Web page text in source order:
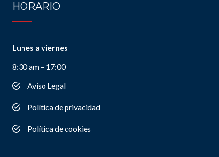
HORARIO
Lunes a viernes
8:30 am – 17:00
Aviso Legal
Política de privacidad
Política de cookies